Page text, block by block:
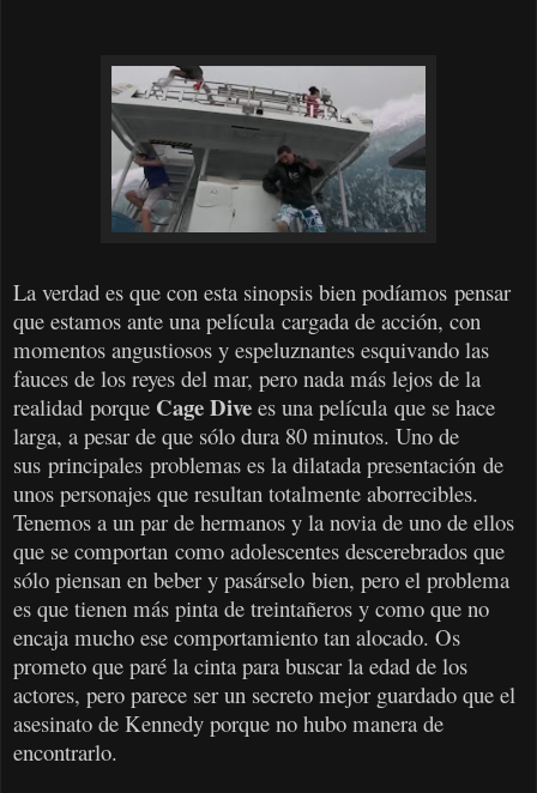
La verdad es que con esta sinopsis bien podíamos pensar
que estamos ante una película cargada de acción, con
momentos angustiosos y espeluznantes esquivando las
fauces de los reyes del mar, pero nada más lejos de la
realidad porque Cage Dive es una película que se hace
larga, a pesar de que sólo dura 80 minutos. Uno de
sus principales problemas es la dilatada presentación de
unos personajes que resultan totalmente aborrecibles.
Tenemos a un par de hermanos y la novia de uno de ellos
que se comportan como adolescentes descerebrados que
sólo piensan en beber y pasárselo bien, pero el problema
es que tienen más pinta de treintañeros y como que no
encaja mucho ese comportamiento tan alocado. Os
prometo que paré la cinta para buscar la edad de los
actores, pero parece ser un secreto mejor guardado que el
asesinato de Kennedy porque no hubo manera de
encontrarlo.